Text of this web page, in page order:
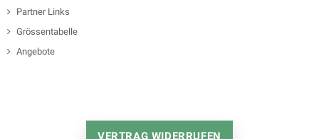
Partner Links
Grössentabelle
Angebote
VERTRAG WIDERRUFEN